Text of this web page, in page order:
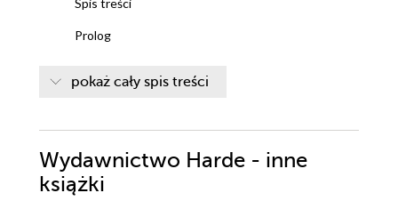
Prolog
Trzy
Cztery
Pięć
pokaż cały spis treści
Wydawnictwo Harde - inne
książki